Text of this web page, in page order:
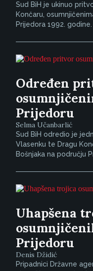
Sud BiH je ukinuo
Končaru,
Prijedora 1992. godine.
Određen
Prijedoru
Selma Učanbarlić
Sud BiH odredio je
Vlasenku te Dragu
Bošnjaka na području
Uhapšena
Prijedoru
Denis Džidić
Pripadnici Državne